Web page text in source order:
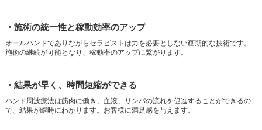
・施術の統一性と稼動効率のアップ
オールハンドでありながらセラピストは力を必要としない画期的な技術です。
施術の継続が可能となり、稼動率のアップに繋がります。
・結果が早く、時間短縮ができる
ハンド周波療法は筋肉に働き、血液、リンパの流れを促進することができるの
で、結果が瞬時にわかります。お客様に満足感を与えます。